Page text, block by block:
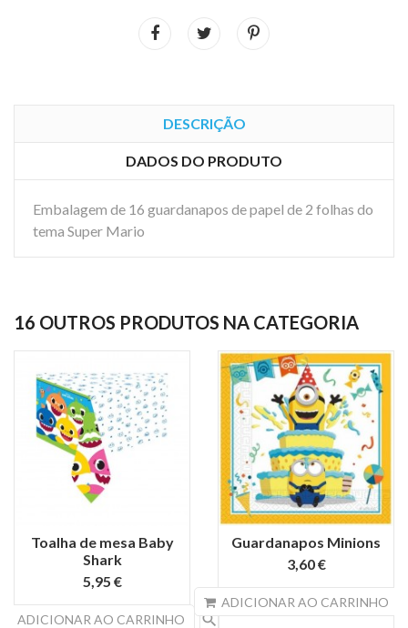
DESCRIÇÃO
DADOS DO PRODUTO
Embalagem de 16 guardanapos de papel de 2 folhas do
tema Super Mario
16 OUTROS PRODUTOS NA CATEGORIA
Toalha de mesa Baby
Shark
5,95 €
ADICIONAR AO CARRINHO search
Guardanapos Minions
3,60 €
ADICIONAR AO CARRINHO